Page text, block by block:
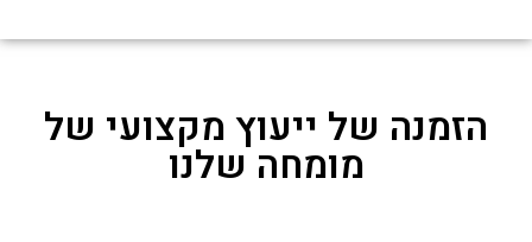
הזמנה של ייעוץ מקצועי של
מומחה שלנו